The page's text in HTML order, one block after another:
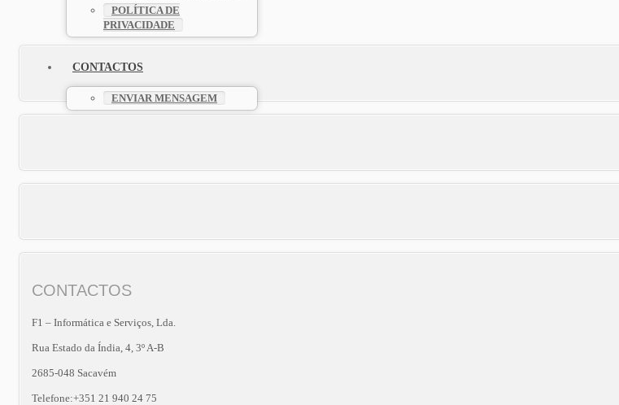
POLÍTICA DE
PRIVACIDADE
CONTACTOS
ENVIAR MENSAGEM
CONTACTOS
F1 – Informática e Serviços, Lda.
Rua Estado da Índia, 4, 3º A-B
2685-048 Sacavém
Telefone:+351 21 940 24 75